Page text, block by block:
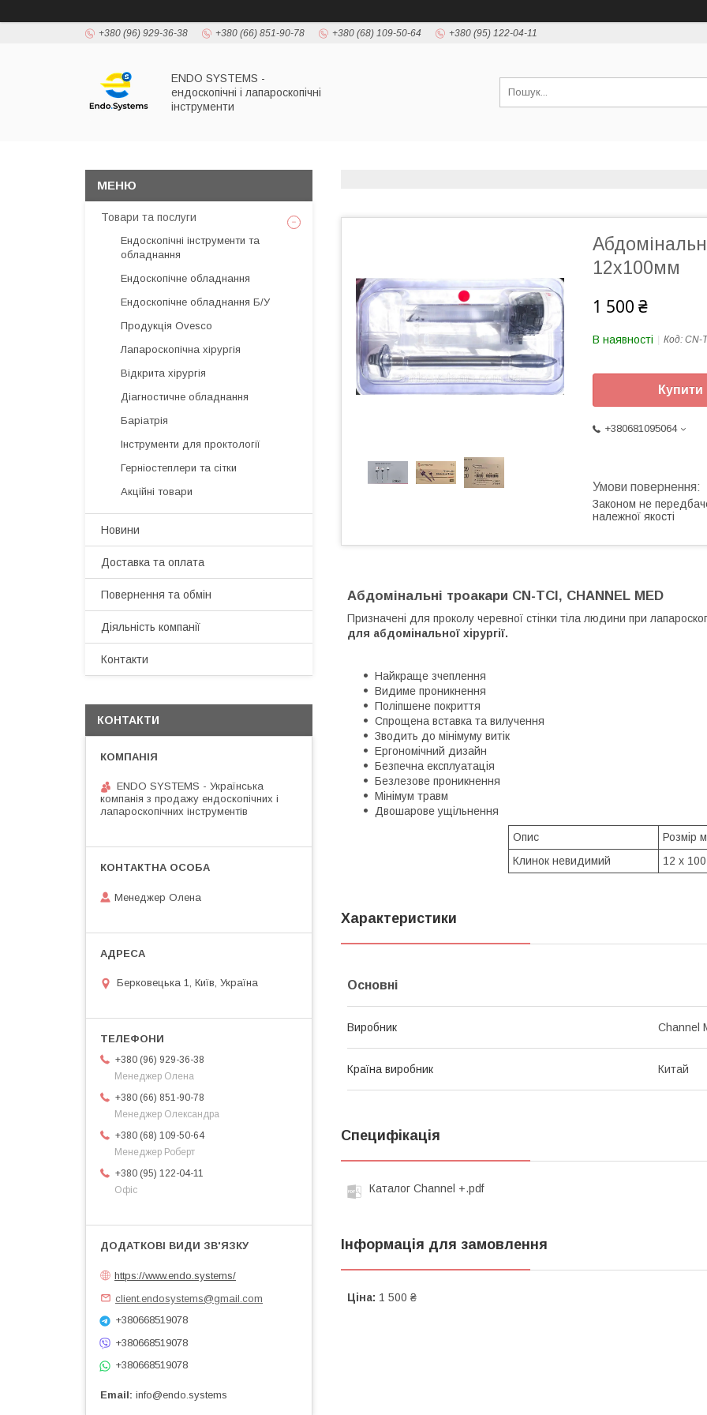
+380 (96) 929-36-38 +380 (66) 851-90-78 +380 (68) 109-50-64 +380 (95) 122-04-11
ENDO SYSTEMS -
ендоскопічні і лапароскопічні
інструменти
12х100мм
1 500 ₴
В наявності Код: CN-
Купити
+380681095064
Законом не
належної якості
Абдомінальні троакари CN-TCI, CHANNEL MED
Призначені для проколу черевної стінки тіла людини при
для абдомінальної хірургії.
Найкраще зчеплення
Видиме проникнення
Поліпшене покриття
Спрощена вставка та вилучення
Зводить до мінімуму витік
Ергономічний дизайн
Безпечна експлуатація
Безлезове проникнення
Мінімум травм
Двошарове ущільнення
Опис
Розмір
Клинок невидимий
12 х 100
Характеристики
Основні
Виробник Channel
Країна виробник Китай
Специфікація
Каталог Channеl +.pdf
Інформація для замовлення
Ціна: 1 500 ₴
Товари та послуги
Ендоскопічні інструменти та
обладнання
Ендоскопічне обладнання
Ендоскопічне обладнання Б/У
Продукція Ovesco
Лапароскопічна хірургія
Відкрита хірургія
Діагностичне обладнання
Баріатрія
Інструменти для проктології
Герніостеплери та сітки
Акційні товари
Новини
Доставка та оплата
Повернення та обмін
Діяльність компанії
Контакти
КОНТАКТИ
ENDO SYSTEMS - Українська
компанія з продажу ендоскопічних і
лапароскопічних інструментів
Менеджер Олена
Берковецька 1, Київ, Україна
+380 (96) 929-36-38
Менеджер Олена
+380 (66) 851-90-78
Менеджер Олександра
+380 (68) 109-50-64
Менеджер Роберт
+380 (95) 122-04-11
Офіс
https://www.endo.systems/
client.endosystems@gmail.com
+380668519078
+380668519078
+380668519078
Email info@endo.systems